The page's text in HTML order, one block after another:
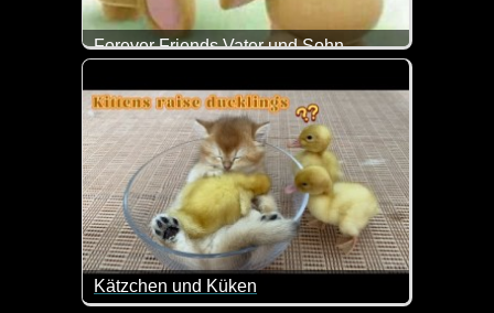
Forever Friends Vater und Sohn
Kätzchen und Küken